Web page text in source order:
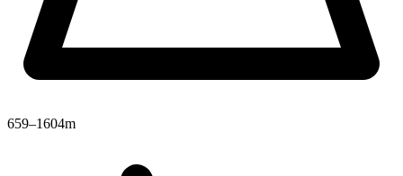
659–1604m